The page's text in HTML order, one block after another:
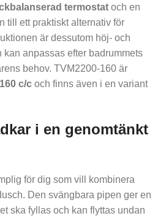
termostat och en
till ett praktiskt alternativ för
är dessutom höj- och
anpassas efter badrummets
behov. TVM2200-160 är
160 c/c och finns även i en variant
i en genomtänkt
för dig som vill kombinera
Den svängbara pipen ger en
ska fyllas och kan flyttas undan